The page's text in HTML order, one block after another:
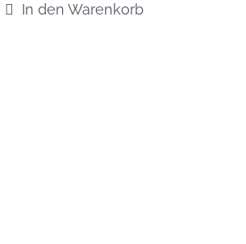
In den Warenkorb